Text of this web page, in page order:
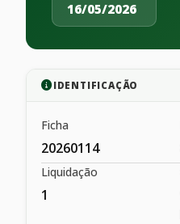
16/05/2026
IDENTIFICAÇÃO
Ficha
20260114
Liquidação
1